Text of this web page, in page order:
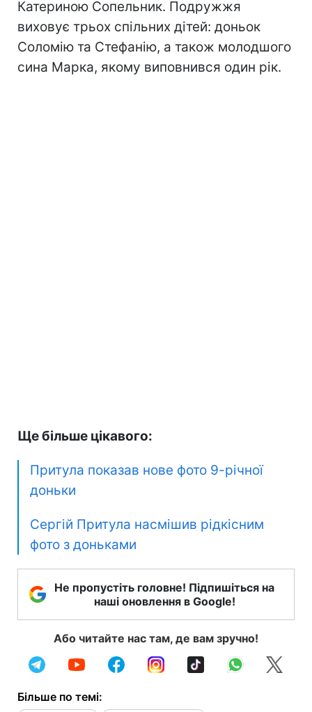
Катериною Сопельник. Подружжя
виховує трьох спільних дітей: доньок
Соломію та Стефанію, а також молодшого
сина Марка, якому виповнився один рік.
Ще більше цікавого:
Притула показав нове фото 9-річної
доньки
Сергій Притула насмішив рідкісним
фото з доньками
Не пропустіть головне! Підпишіться на
наші оновлення в Google!
Або читайте нас там, де вам зручно!
Більше по темі: